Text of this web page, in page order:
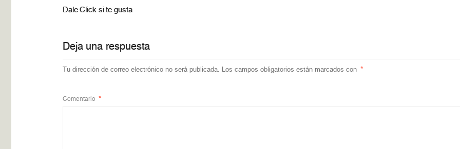
Dale Click si te gusta
Deja una respuesta
Tu dirección de correo electrónico no será publicada. Los campos obligatorios están marcados con *
Comentario *